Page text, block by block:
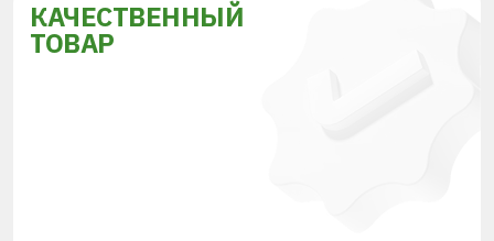
КАЧЕСТВЕННЫЙ
ТОВАР